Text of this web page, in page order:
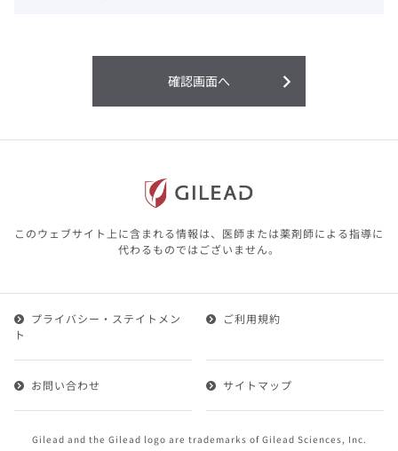
利用することまたは利用できなかったことよ
り生じる損害については一切の責任を負いか
含む）の情報は、その製品またはその製品の
本サイト内の情報は、医師その他医療関係者
が行なうべきアドバイスやサービスを提供す
るものではありません。本サイトに表示され
ている情報は、決して、医師その他医療関係
1.会員とは、医療関係者の方で、本サービスの利用規約
ービスに登録を申し込みギリアドがこれを承認した方を
いいます。
けることができます。
確認画面へ
このウェブサイト上に含まれる情報は、医師または薬剤師による指導に
代わるものではございません。
Gilead and the Gilead logo are trademarks of Gilead Sciences, Inc.
プライバシー・ステイトメン
ト
ご利用規約
お問い合わせ サイトマップ